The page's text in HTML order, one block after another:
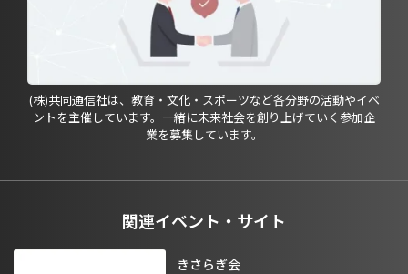
(株)共同通信社は、教育・文化・スポーツなど各分野の活動やイベ
ントを主催しています。一緒に未来社会を創り上げていく参加企
業を募集しています。
関連イベント・サイト
きさらぎ会